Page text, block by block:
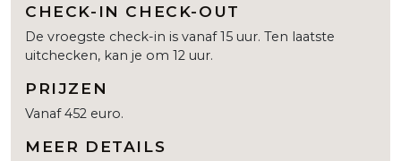
CHECK-IN CHECK-OUT
De vroegste check-in is vanaf 15 uur. Ten laatste
uitchecken, kan je om 12 uur.
PRIJZEN
Vanaf 452 euro.
MEER DETAILS